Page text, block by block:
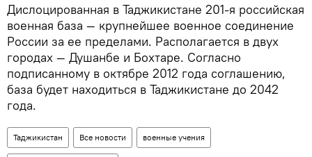
Дислоцированная в Таджикистане 201-я российская
военная база — крупнейшее военное соединение
России за ее пределами. Располагается в двух
городах — Душанбе и Бохтаре. Согласно
подписанному в октябре 2012 года соглашению,
база будет находиться в Таджикистане до 2042
года.
Таджикистан Все новости военные учения